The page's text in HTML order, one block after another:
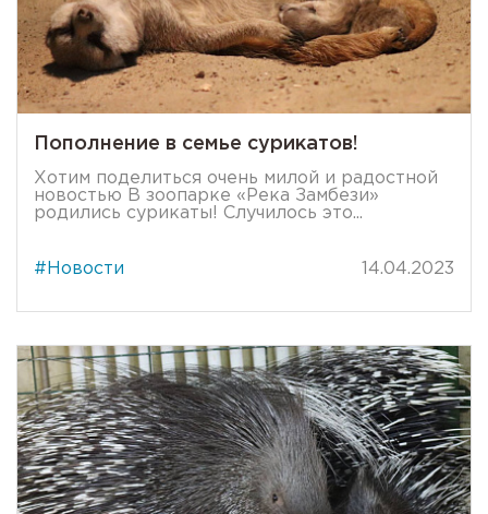
Пополнение в семье сурикатов!
Хотим поделиться очень милой и радостной
новостью В зоопарке «Река Замбези»
родились сурикаты! Случилось это...
#Новости 14.04.2023